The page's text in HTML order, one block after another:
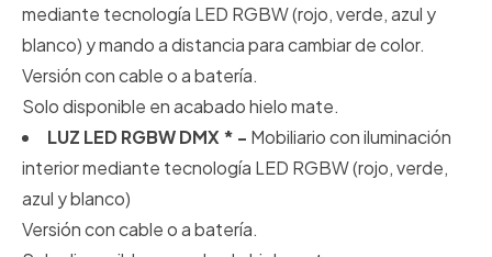
mediante tecnología LED RGBW (rojo, verde, azul y
blanco) y mando a distancia para cambiar de color.
Versión con cable o a batería.
Solo disponible en acabado hielo mate.
LUZ LED RGBW DMX * - Mobiliario con iluminación
interior mediante tecnología LED RGBW (rojo, verde,
azul y blanco)
Versión con cable o a batería.